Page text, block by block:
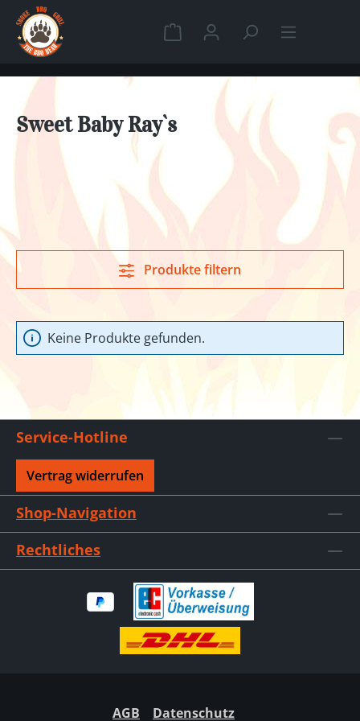
Zum Hauptinhalt springen
Warenkorb enthält 0
Sweet Baby Ray`s
Produkte filtern
Keine Produkte gefunden.
Service-Hotline
Vertrag widerrufen
Shop-Navigation
Rechtliches
AGB Datenschutz